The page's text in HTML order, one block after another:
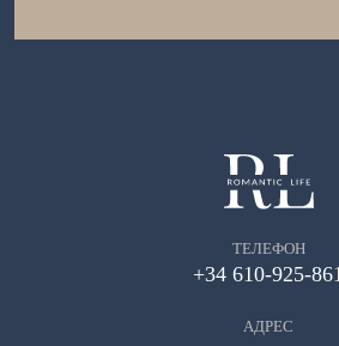
ТЕЛЕФОН
+34 610-925-
АДРЕС